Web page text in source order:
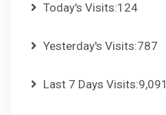
Today's Visits:124
Yesterday's Visits:787
Last 7 Days Visits:9,091